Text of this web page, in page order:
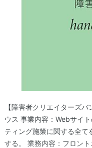
【障害者クリエイターズ
ウス 事業内容：Webサイ
ティング施策に関する全
する。 業務内容：フロン